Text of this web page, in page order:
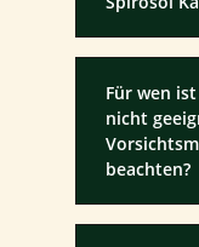
Für wen
nicht
beachten?